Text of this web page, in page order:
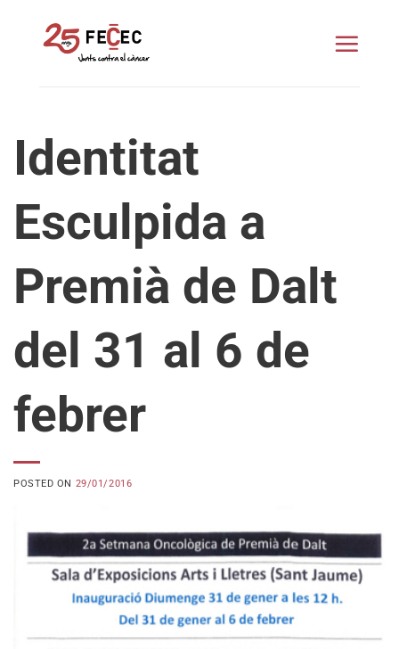
Identitat
Esculpida a
Premià de Dalt
del 31 al 6 de
febrer
POSTED ON 29/01/2016